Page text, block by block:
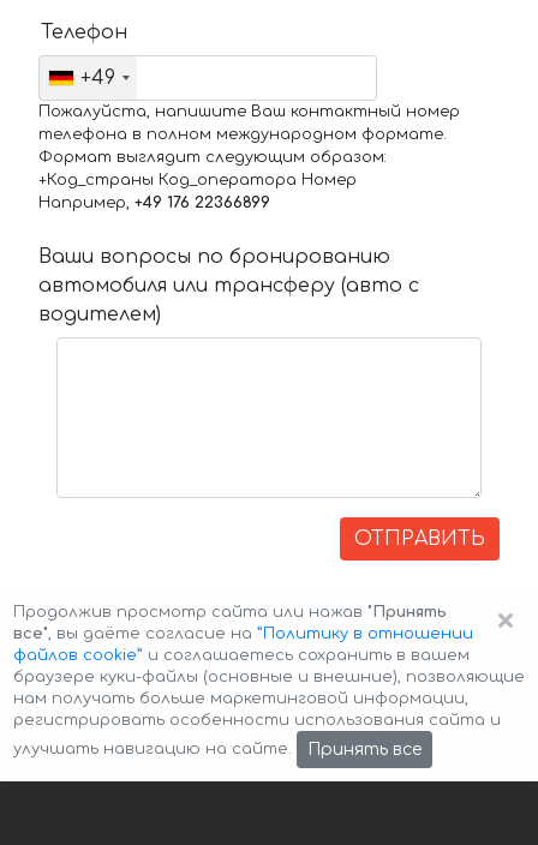
Телефон
+49
Пожалуйста, напишите Ваш контактный номер
телефона в полном международном формате.
Формат выглядит следующим образом:
+Код_страны Код_оператора Номер
Например, +49 176 22366899
Ваши вопросы по бронированию
автомобиля или трансферу (авто с
водителем)
ОТПРАВИТЬ
Авторские права © 2026 Авто-Аренда Cookie Policy
×
Продолжив просмотр сайта или нажав "Принять
все", вы даёте согласие на ”Политику в отношении
файлов cookie” и соглашаетесь сохранить в вашем
браузере куки-файлы (основные и внешние), позволяющие
нам получать больше маркетинговой информации,
регистрировать особенности использования сайта и
улучшать навигацию на сайте.
Принять все